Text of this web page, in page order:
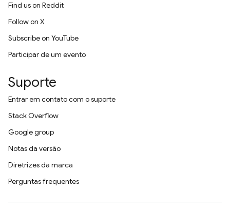
Find us on Reddit
Follow on X
Subscribe on YouTube
Participar de um evento
Suporte
Entrar em contato com o suporte
Stack Overflow
Google group
Notas da versão
Diretrizes da marca
Perguntas frequentes